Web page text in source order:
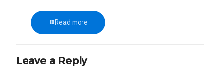
Read more
Leave a Reply